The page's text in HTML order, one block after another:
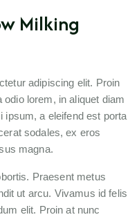
Milking
adipiscing elit. Proin
lorem, in aliquet diam
ipsum, a eleifend est porta
sodales, ex eros
magna.
Praesent metus
ut arcu. Vivamus id felis
elit. Proin at nunc